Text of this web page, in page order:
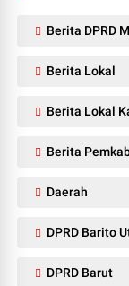
Berita DPRD
Berita Lokal
Berita Lokal
Berita
Daerah
DPRD Barito
DPRD Barut